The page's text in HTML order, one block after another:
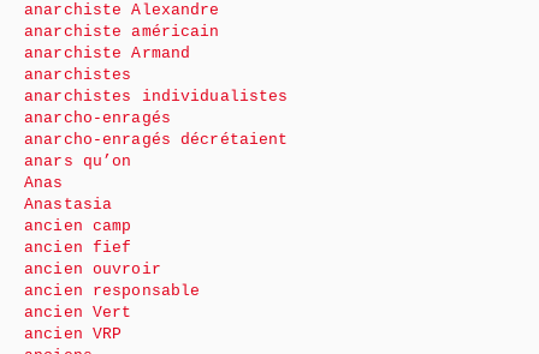
anarchiste Alexandre
anarchiste américain
anarchiste Armand
anarchistes
anarchistes individualistes
anarcho-enragés
anarcho-enragés décrétaient
anars qu’on
Anas
Anastasia
ancien camp
ancien fief
ancien ouvroir
ancien responsable
ancien Vert
ancien VRP